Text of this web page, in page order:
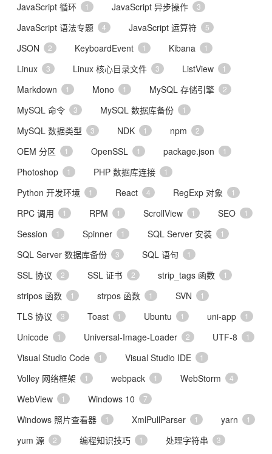
JavaScript 循环 1 JavaScript 异步操作 3
JavaScript 语法专题 4 JavaScript 运算符 5
JSON 2 KeyboardEvent 1 Kibana 1
Linux 3 Linux 核心目录文件 3 ListView 1
Markdown 1 Mono 1 MySQL 存储引擎 2
MySQL 命令 3 MySQL 数据库备份 1
MySQL 数据类型 3 NDK 1 npm 2
OEM 分区 1 OpenSSL 1 package.json 1
Photoshop 1 PHP 数据库连接 1
Python 开发环境 1 React 4 RegExp 对象 1
RPC 调用 1 RPM 1 ScrollView 1 SEO 1
Session 1 Spinner 1 SQL Server 安装 1
SQL Server 数据库备份 3 SQL 语句 1
SSL 协议 2 SSL 证书 2 strip_tags 函数 1
stripos 函数 1 strpos 函数 1 SVN 1
TLS 协议 3 Toast 1 Ubuntu 1 uni-app 1
Unicode 1 Universal-Image-Loader 2 UTF-8 1
Visual Studio Code 1 Visual Studio IDE 1
Volley 网络框架 1 webpack 1 WebStorm 4
WebView 1 Windows 10 7
Windows 照片查看器 1 XmlPullParser 1 yarn 1
yum 源 2 编程知识技巧 1 处理字符串 3